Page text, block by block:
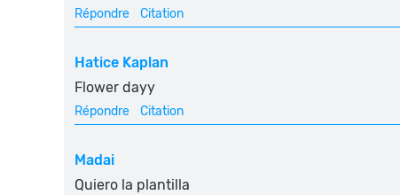
Répondre Citation
Hatice Kaplan
Flower dayy
Répondre Citation
Madai
Quiero la plantilla